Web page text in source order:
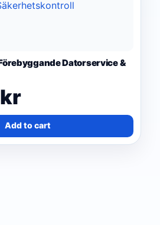
Datorservice &
kr
Add to cart